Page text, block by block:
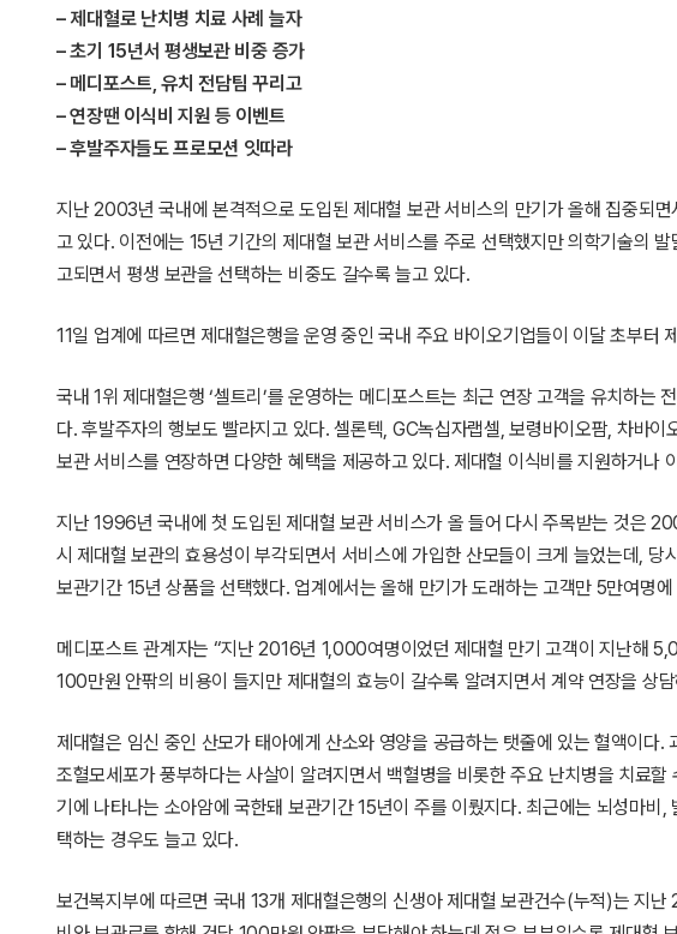
– 제대혈로 난치병 치료 사례 늘자
– 초기 15년서 평생보관 비중 증가
– 메디포스트, 유치 전담팀 꾸리고
– 연장땐 이식비 지원 등 이벤트
– 후발주자들도 프로모션 잇따라
지난 2003년 국내에 본격적으로 도입된 제대혈 보관 서비스의 만기가 올해 집중되
고 있다. 이전에는 15년 기간의 제대혈 보관 서비스를 주로 선택했지만 의학기술의
고되면서 평생 보관을 선택하는 비중도 갈수록 늘고 있다.
11일 업계에 따르면 제대혈은행을 운영 중인 국내 주요 바이오기업들이 이달 초부터
국내 1위 제대혈은행 ‘셀트리’를 운영하는 메디포스트는 최근 연장 고객을 유치하는
다. 후발주자의 행보도 빨라지고 있다. 셀론텍, GC녹십자랩셀, 보령바이오팜, 차바
보관 서비스를 연장하면 다양한 혜택을 제공하고 있다. 제대혈 이식비를 지원하거나
지난 1996년 국내에 첫 도입된 제대혈 보관 서비스가 올 들어 다시 주목받는 것은
시 제대혈 보관의 효용성이 부각되면서 서비스에 가입한 산모들이 크게 늘었는데, 당
보관기간 15년 상품을 선택했다. 업계에서는 올해 만기가 도래하는 고객만 5만여명
메디포스트 관계자는 “지난 2016년 1,000여명이었던 제대혈 만기 고객이 지난해
100만원 안팎의 비용이 들지만 제대혈의 효능이 갈수록 알려지면서 계약 연장을 상
제대혈은 임신 중인 산모가 태아에게 산소와 영양을 공급하는 탯줄에 있는 혈액이다.
조혈모세포가 풍부하다는 사살이 알려지면서 백혈병을 비롯한 주요 난치병을 치료
기에 나타나는 소아암에 국한돼 보관기간 15년이 주를 이뤘지다. 최근에는 뇌성마비
택하는 경우도 늘고 있다.
보건복지부에 따르면 국내 13개 제대혈은행의 신생아 제대혈 보관건수(누적)는 지